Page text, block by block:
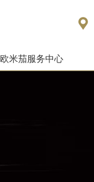

欧米茄服务中心